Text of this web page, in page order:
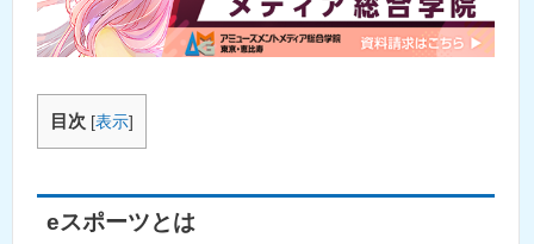
目次 [表示]
eスポーツとは